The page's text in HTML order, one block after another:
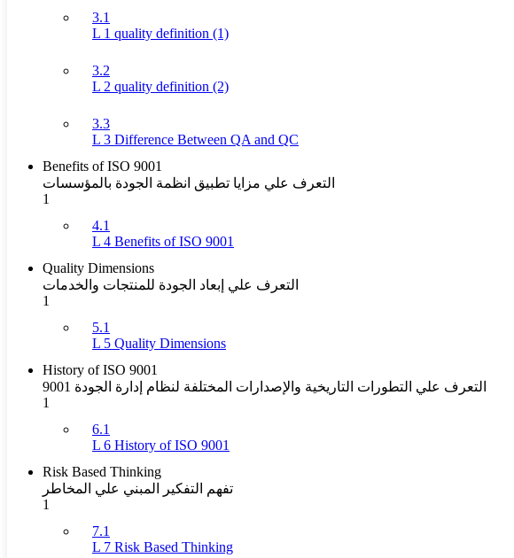
3.1
L 1 quality definition (1)
3.2
L 2 quality definition (2)
3.3
L 3 Difference Between QA and QC
Benefits of ISO 9001
التعرف علي مزايا تطبيق انظمة الجودة بالمؤسسات
1
4.1
L 4 Benefits of ISO 9001
Quality Dimensions
التعرف علي إبعاد الجودة للمنتجات والخدمات
1
5.1
L 5 Quality Dimensions
History of ISO 9001
التعرف علي التطورات التاريخية والإصدارات المختلفة لنظام إدارة الجودة 9001
1
6.1
L 6 History of ISO 9001
Risk Based Thinking
تفهم التفكير المبني علي المخاطر
1
7.1
L 7 Risk Based Thinking